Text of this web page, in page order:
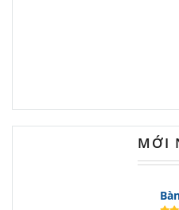
Cầu
lưng cao
MỚI